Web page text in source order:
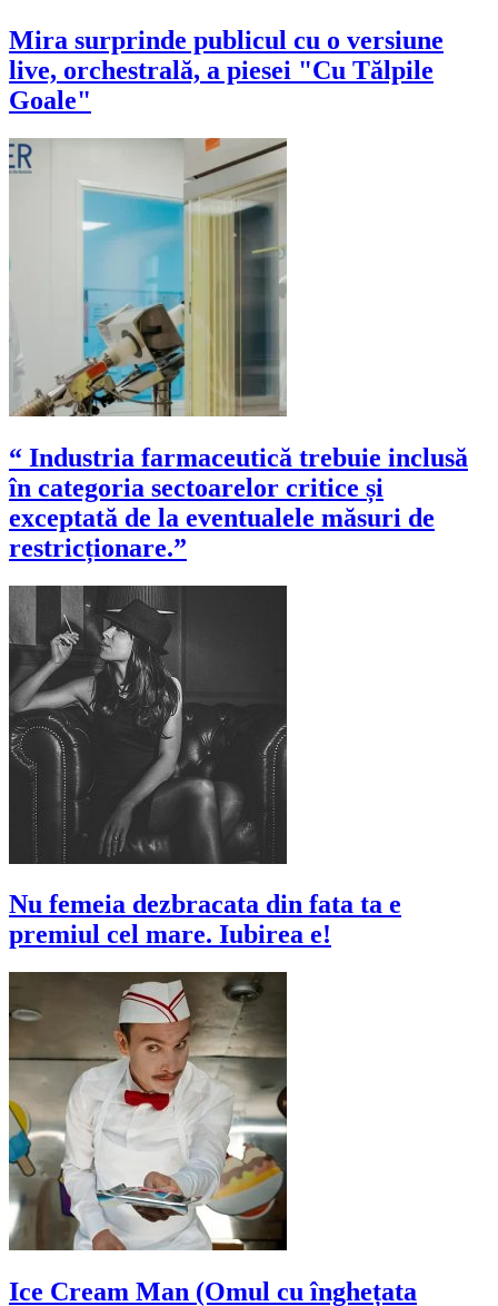
Mira surprinde publicul cu o versiune
live, orchestrală, a piesei "Cu Tălpile
Goale"
“ Industria farmaceutică trebuie inclusă
în categoria sectoarelor critice și
exceptată de la eventualele măsuri de
restricționare.”
Nu femeia dezbracata din fata ta e
premiul cel mare. Iubirea e!
Ice Cream Man (Omul cu înghețata